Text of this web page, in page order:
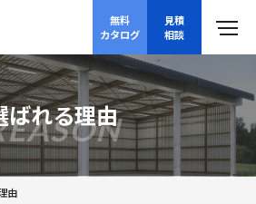
無料
カタログ
見積
相談
ばれる理由
由